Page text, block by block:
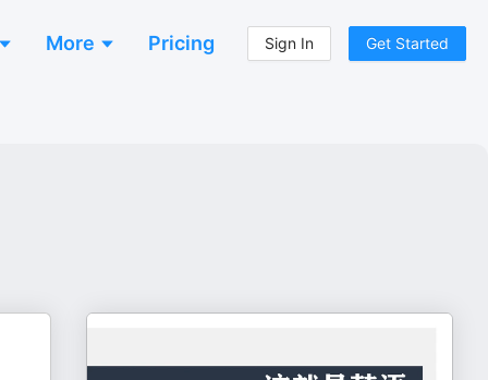
More Pricing Sign In Get Started